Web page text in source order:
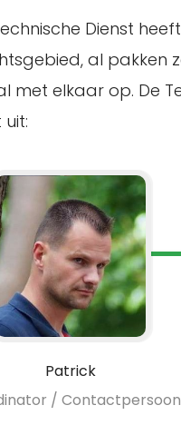
Dienst
al pakken
met elkaar op. De
Patrick
/ Contactpersoon